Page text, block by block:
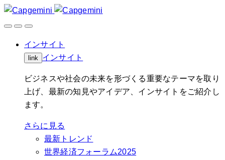
Skip
to
インサイト
link インサイト
ビジネスや社会の未来を形づくる重要なテーマを取り
上げ、最新の知見やアイデア、インサイトをご紹介し
ます。
さらに見る
最新トレンド
世界経済フォーラム2025